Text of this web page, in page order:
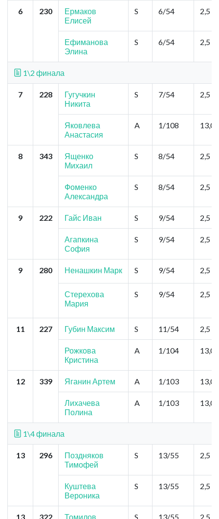
6 230
Ермаков
Елисей
S 6/54 2,5
Ефиманова
Элина
S 6/54 2,5
1\2 финала
7 228
Гугучкин
Никита
S 7/54 2,5
Яковлева
Анастасия
A 1/108 13,0
8 343
Ященко
Михаил
S 8/54 2,5
Фоменко
Александра
S 8/54 2,5
9 222 Гайс Иван S 9/54 2,5
Агапкина
София
S 9/54 2,5
9 280 Ненашкин Марк S 9/54 2,5
Стерехова
Мария
S 9/54 2,5
11 227 Губин Максим S 11/54 2,5
Рожкова
Кристина
A 1/104 13,0
12 339 Яганин Артем A 1/103 13,0
Лихачева
Полина
A 1/103 13,0
1\4 финала
13 296
Поздняков
Тимофей
S 13/55 2,5
Куштева
Вероника
S 13/55 2,5
13 322 Томилов S 13/55 2,5